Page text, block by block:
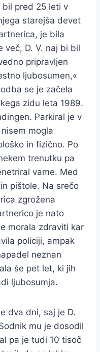
bil pred 25 leti v
starejša devet
je bila
več, D. V. naj bi bil
pripravljen
ljubosumen,«
se je začela
zidu leta 1989.
Parkiral je v
mogla
in fizično. Po
trenutku pa
vame. Med
pištole. Na srečo
zgrožena
je nato
morala zdraviti kar
policiji, ampak
neznan
še pet let, ki jih
ljubosumja.
dva dni, saj je D.
mu je dosodil
pa je tudi 10 tisoč